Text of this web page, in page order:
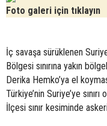
Foto galeri için tıklayın
İç savaşa sürüklenen
Bölgesi sınırına yakın
Derika Hemko’ya el
Türkiye’nin Suriye’ye
İlçesi sınır kesiminde